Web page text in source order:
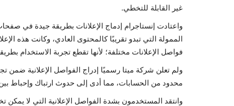
غير القابلة للتخطي.
واعتادت إنستاجرام إدماج الإعلانات بطريقة جيدة في
الممولة التي تبدو تقريبًا كالمحتوى العادي، وكانت هذه
فواصل الإعلانات مختلفة؛ لأنها تقطع تجربة الاستخدام
ولم تعلن شركة ميتا رسميًا إدراج الفواصل الإعلانية ضمن
محدود من الحسابات، مما أدى إلى حدوث ارتباك وإحباط
وانتقد المستخدمون بشدة الفواصل الإعلانية التي لا